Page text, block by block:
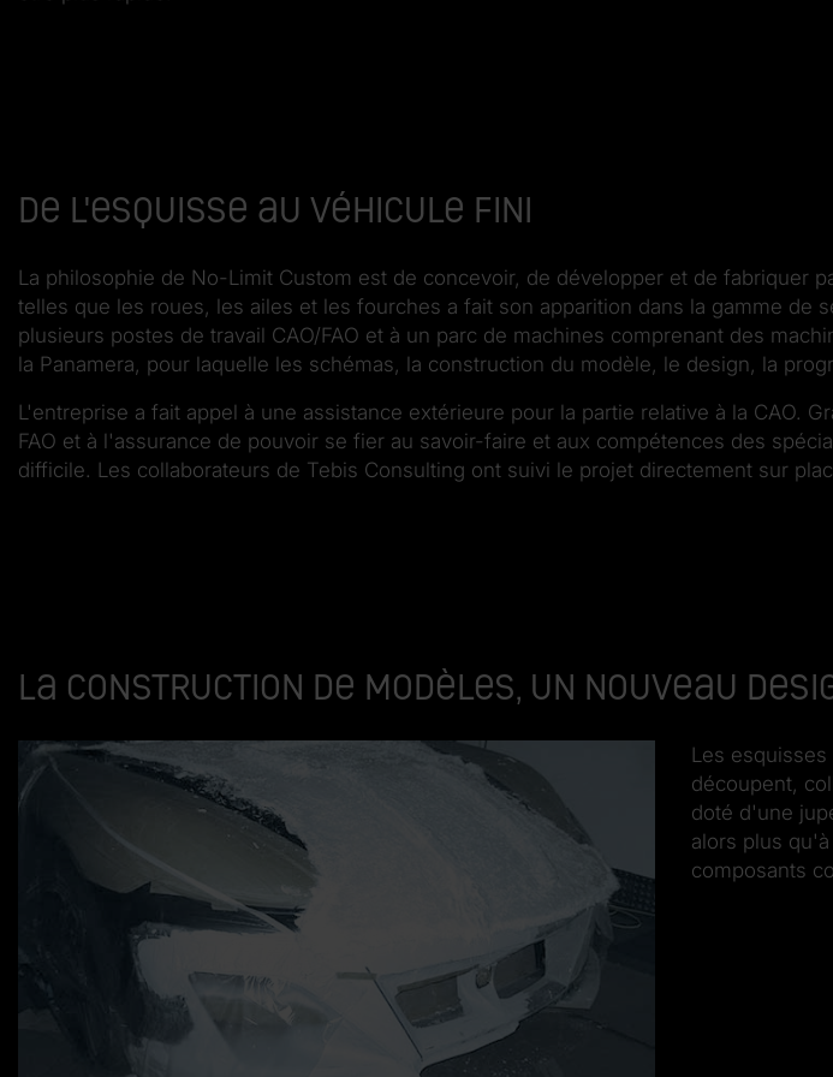
De l'esquisse au véhicule fini
La philosophie de No-Limit Custom est de concevoir, de développer et de
telles que les roues, les ailes et les fourches a fait son apparition dans la gamme
plusieurs postes de travail CAO/FAO et à un parc de machines comprenant des
la Panamera, pour laquelle les schémas, la construction du modèle, le design, la
L'entreprise a fait appel à une assistance extérieure pour la partie relative à la CAO.
FAO et à l'assurance de pouvoir se fier au savoir-faire et aux compétences des
difficile. Les collaborateurs de Tebis Consulting ont suivi le projet directement sur
La construction de modèles, un nouveau
Les
découpent,
doté d'une
alors plus
composants